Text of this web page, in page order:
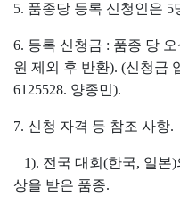
5. 품종당 등록 신청인은 5
6. 등록 신청금 : 품종 당
원 제외 후 반환). (신청금
6125528. 양종민).
7. 신청 자격 등 참조 사항.
1). 전국 대회(한국, 일본
상을 받은 품종.